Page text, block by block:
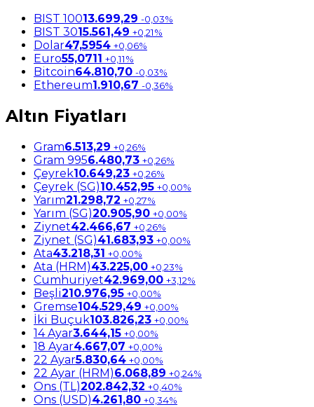
BIST 10013.699,29 -0,03%
BIST 3015.561,49 +0,21%
Dolar47,5954 +0,06%
Euro55,0711 +0,11%
Bitcoin64.810,70 -0,03%
Ethereum1.910,67 -0,36%
Altın Fiyatları
Gram6.513,29 +0,26%
Gram 9956.480,73 +0,26%
Çeyrek10.649,23 +0,26%
Çeyrek (SG)10.452,95 +0,00%
Yarım21.298,72 +0,27%
Yarım (SG)20.905,90 +0,00%
Ziynet42.466,67 +0,26%
Ziynet (SG)41.683,93 +0,00%
Ata43.218,31 +0,00%
Ata (HRM)43.225,00 +0,23%
Cumhuriyet42.969,00 +3,12%
Beşli210.976,95 +0,00%
Gremse104.529,49 +0,00%
İki Buçuk103.826,23 +0,00%
14 Ayar3.644,15 +0,00%
18 Ayar4.667,07 +0,00%
22 Ayar5.830,64 +0,00%
22 Ayar (HRM)6.068,89 +0,24%
Ons (TL)202.842,32 +0,40%
Ons (USD)4.261,80 +0,34%